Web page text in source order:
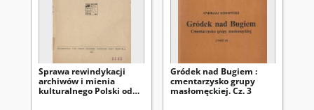
Sprawa rewindykacji
archiwów i mienia
kulturalnego Polski od
Gródek nad Bugiem :
cmentarzysko grupy
masłomęckiej. Cz. 3